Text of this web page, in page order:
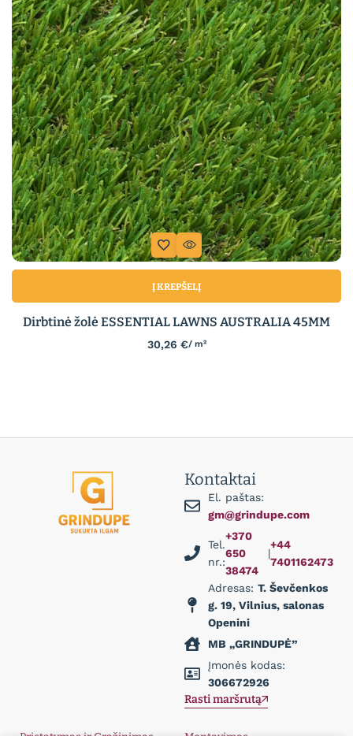
Į KREPŠELĮ
Dirbtinė žolė ESSENTIAL LAWNS AUSTRALIA 45MM
30,26 €/ m²
Kontaktai
El. paštas:
gm@grindupe.com
Tel.
nr.:
+370
650
38474
|
+44
7401162473
Adresas: T. Ševčenkos
g. 19, Vilnius, salonas
Openini
MB „GRINDUPĖ”
Įmonės kodas:
306672926
Rasti maršrutą